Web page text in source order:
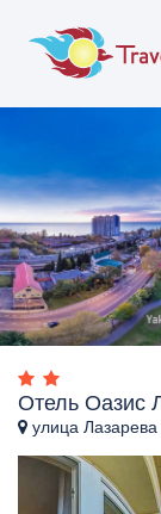
Отель Оазис
улица